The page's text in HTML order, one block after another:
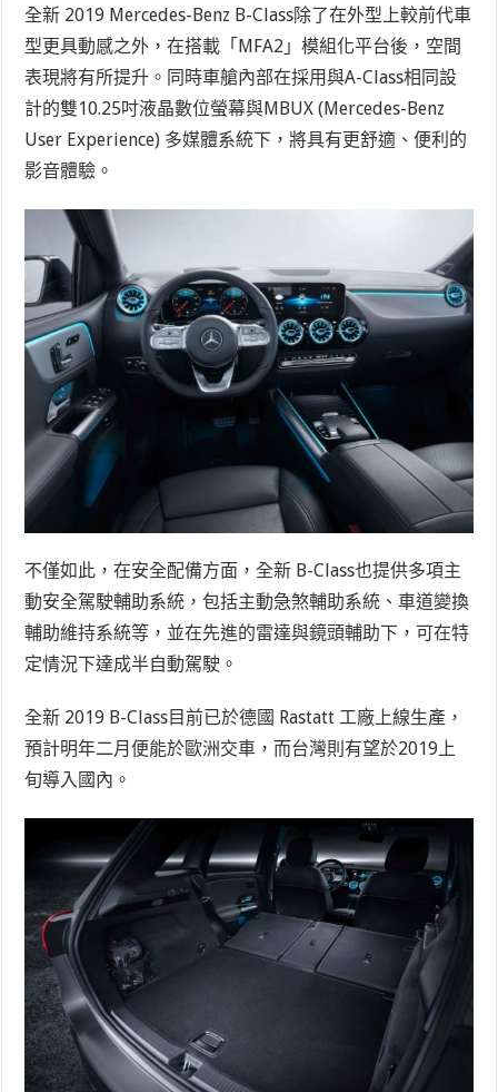
全新 2019 Mercedes-Benz B-Class除了在外型上較前代車
型更具動感之外，在搭載「 MFA2 」模組化平台後，空間
表現將有所提升。同時車艙內部在採用與A-Class相同設
計的雙10.25吋液晶數位螢幕與MBUX (Mercedes-Benz
User Experience) 多媒體系統下，將具有更舒適、便利的
影音體驗。
不僅如此，在安全配備方面，全新 B-Class也提供多項主
動安全駕駛輔助系統，包括主動急煞輔助系統、車道變換
輔助維持系統等，並在先進的雷達與鏡頭輔助下，可在特
定情況下達成半自動駕駛。
全新 2019 B-Class目前已於德國 Rastatt 工廠上線生產，
預計明年二月便能於歐洲交車，而台灣則有望於2019 上
旬導入國內。